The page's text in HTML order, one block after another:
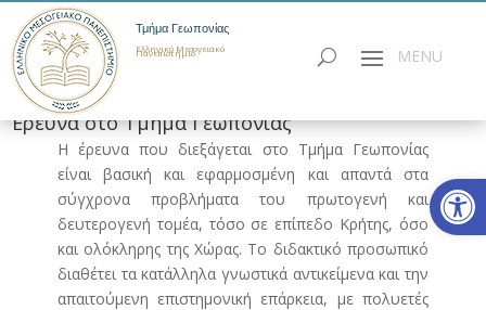
Τμήμα Γεωπονίας
Ελληνικό Μεσογειακό
Πανεπιστήμιο
Έρευνα στο Τμήμα Γεωπονίας
Η έρευνα που διεξάγεται στο Τμήμα Γεωπονίας
είναι βασική και εφαρμοσμένη και απαντά στα
σύγχρονα προβλήματα του πρωτογενή και
δευτερογενή τομέα, τόσο σε επίπεδο Κρήτης, όσο
και ολόκληρης της Χώρας. Το διδακτικό προσωπικό
διαθέτει τα κατάλληλα γνωστικά αντικείμενα και την
απαιτούμενη επιστημονική επάρκεια, με πολυετές